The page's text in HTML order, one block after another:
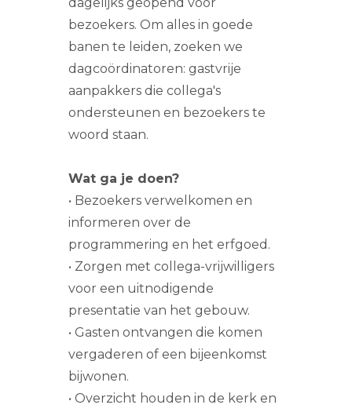
bezoekers. Om alles in goede
banen te leiden, zoeken we
dagcoördinatoren: gastvrije
aanpakkers die collega's
ondersteunen en bezoekers te
woord staan.
Wat ga je doen?
• Bezoekers verwelkomen en
informeren over de
programmering en het erfgoed.
• Zorgen met collega-vrijwilligers
voor een uitnodigende
presentatie van het gebouw.
• Gasten ontvangen die komen
vergaderen of een bijeenkomst
bijwonen.
• Overzicht houden in de kerk en